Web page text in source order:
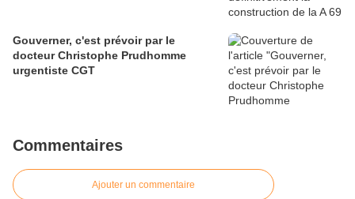
Gouverner, c'est prévoir par le
docteur Christophe Prudhomme
urgentiste CGT
Commentaires
Ajouter un commentaire